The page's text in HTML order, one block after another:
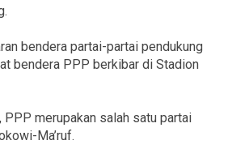
bendera partai-partai pendukung
bendera PPP berkibar di Stadion
PPP merupakan salah satu partai
Ma’ruf.